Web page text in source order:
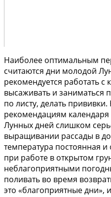
Наиболее оптимальным
считаются дни молодой
рекомендуется работать с
высаживать и заниматься
по листу, делать
рекомендациям
Лунных дней слишком
выращивании рассады в
температура постоянная и
при работе в открытом
неблагоприятными
поливать во время
это «благоприятные дни»,